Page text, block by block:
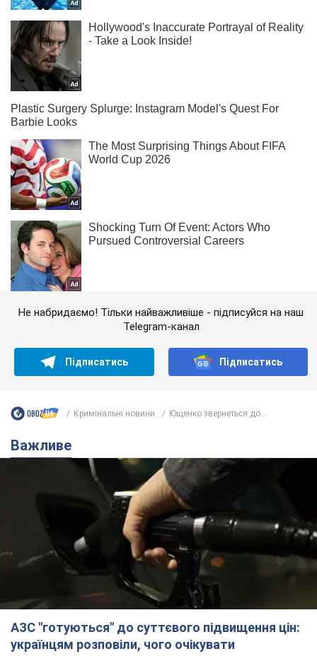
Не набридаємо! Тільки найважливіше - підписуйся на наш
Telegram-канал
Підписатись Підписатись
Кримінальні новини Ющенко звернеться до...
Важливе
АЗС "готуються" до суттєвого підвищення цін:
українцям розповіли, чого очікувати